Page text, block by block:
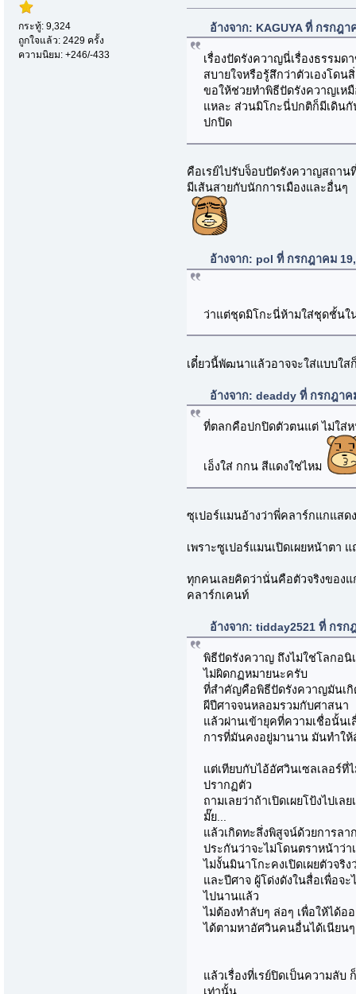
กระทู้: 9,324
ถูกใจแล้ว: 2429 ครั้ง
ความนิยม: +246/-433
อ้างจาก: KAGUYA ที่ กรกฎ
เรื่องปัดรังควาญนี่เรื่องธรรม
สบายใจหรือรู้สึกว่าตัวเองโดน
ขอให้ช่วยทำพิธีปัดรังควาญเห
แหละ ส่วนมิโกะนี่ปกติก็มีเดินกั
ปกปิด
คือเรย์ไปรับจ็อบปัดรังควาญสถา
มีเส้นสายกับนักการเมืองและอื่นๆ
อ้างจาก: pol ที่ กรกฎาคม
ว่าแต่ชุดมิโกะนี่ห้ามใส่ชุดชั้น
เดี๋ยวนี้พัฒนาแล้วอาจจะใส่แบบใ
อ้างจาก: deaddy ที่ กรกฎาค
ที่ตลกคือปกปิดตัวตนแต่ ไม่ใส่
เอ็งใส่ กกน สีแดงใช่ไหม
ซุเปอร์แมนอ้างว่าพี่คลาร์กแกแสด
เพราะซูเปอร์แมนเปิดเผยหน้าตา
ทุกคนเลยคิดว่านั่นคือตัวจริงของแ
คลาร์กเคนท์
อ้างจาก: tidday2521 ที่ กรก
พิธีปัดรังควาญ ถึงไม่ใช่โลกอนิ
ไม่ผิดกฏหมายนะครับ
ที่สำคัญคือพิธีปัดรังควาญมันเกิ
ผีปีศาจจนหลอมรวมกับศาสนา
แล้วผ่านเข้ายุคที่ความเชื่อนั้น
การที่มันคงอยู่มานาน มันทำใ
แต่เทียบกับไอ้อัศวินเซลเลอร์ที่
ปรากฏตัว
ถามเลยว่าถ้าเปิดเผยโป้งไปเ
มั๊ย...
แล้วเกิดทะลึ่งพิสูจน์ด้วยการล
ประกันว่าจะไม่โดนตราหน้าว่า
ไม่งั้นมินาโกะคงเปิดเผยตัวจริ
และปีศาจ ผู้โด่งดังในสื่อเพื่อจ
ไปนานแล้ว
ไม่ต้องทำลับๆ ล่อๆ เพื่อให้ได้อ
ได้ตามหาอัศวินคนอื่นได้เนียน
แล้วเรื่องที่เรย์ปิดเป็นความลับ